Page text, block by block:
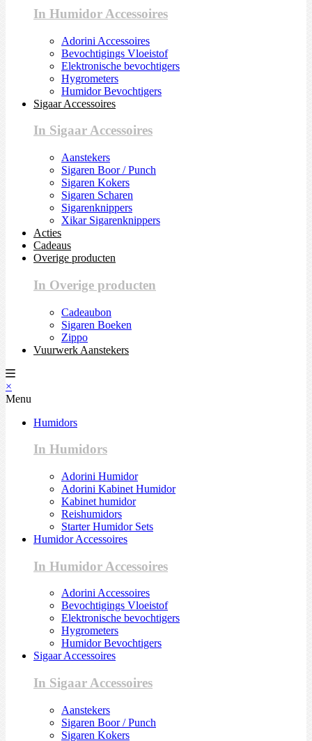
In Humidor Accessoires
Adorini Accessoires
Bevochtigings Vloeistof
Elektronische bevochtigers
Hygrometers
Humidor Bevochtigers
Sigaar Accessoires
In Sigaar Accessoires
Aanstekers
Sigaren Boor / Punch
Sigaren Kokers
Sigaren Scharen
Sigarenknippers
Xikar Sigarenknippers
Acties
Cadeaus
Overige producten
In Overige producten
Cadeaubon
Sigaren Boeken
Zippo
Vuurwerk Aanstekers
×
Menu
Humidors
In Humidors
Adorini Humidor
Adorini Kabinet Humidor
Kabinet humidor
Reishumidors
Starter Humidor Sets
Humidor Accessoires
In Humidor Accessoires
Adorini Accessoires
Bevochtigings Vloeistof
Elektronische bevochtigers
Hygrometers
Humidor Bevochtigers
Sigaar Accessoires
In Sigaar Accessoires
Aanstekers
Sigaren Boor / Punch
Sigaren Kokers